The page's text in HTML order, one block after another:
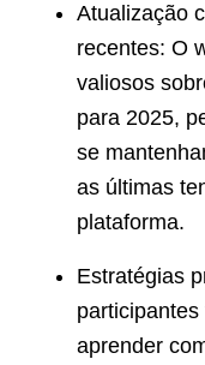
Atualização
recentes: O
valiosos
para 2025,
se
as últimas
plataforma.
Estratégias
aprender